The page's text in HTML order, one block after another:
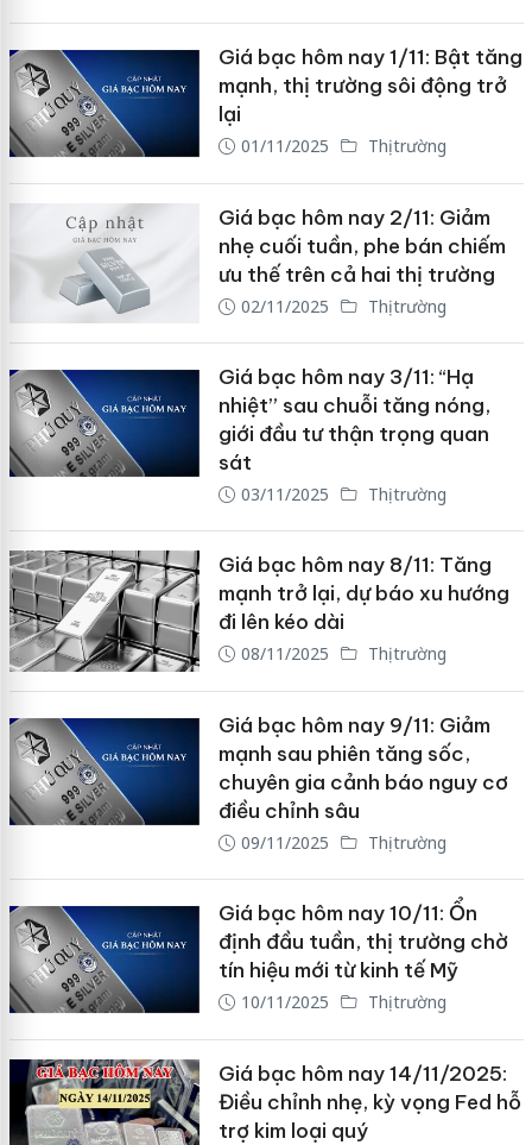
Giá bạc hôm nay 1/11: Bật tăng
mạnh, thị trường sôi động trở
lại
01/11/2025 Thị trường
Giá bạc hôm nay 2/11: Giảm
nhẹ cuối tuần, phe bán chiếm
ưu thế trên cả hai thị trường
02/11/2025 Thị trường
Giá bạc hôm nay 3/11: “Hạ
nhiệt” sau chuỗi tăng nóng,
giới đầu tư thận trọng quan
sát
03/11/2025 Thị trường
Giá bạc hôm nay 8/11: Tăng
mạnh trở lại, dự báo xu hướng
đi lên kéo dài
08/11/2025 Thị trường
Giá bạc hôm nay 9/11: Giảm
mạnh sau phiên tăng sốc,
chuyên gia cảnh báo nguy cơ
điều chỉnh sâu
09/11/2025 Thị trường
Giá bạc hôm nay 10/11: Ổn
định đầu tuần, thị trường chờ
tín hiệu mới từ kinh tế Mỹ
10/11/2025 Thị trường
Giá bạc hôm nay 14/11/2025:
Điều chỉnh nhẹ, kỳ vọng Fed hỗ
trợ kim loại quý